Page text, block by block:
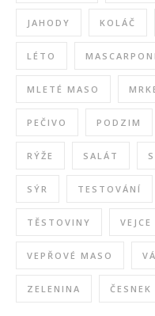
JAHODY KOLÁČ
LÉTO
MLETÉ MASO
PEČIVO PODZIM
RÝŽE SALÁT
SÝR TESTOVÁNÍ
TĚSTOVINY VEJCE
VEPŘOVÉ MASO
ZELENINA ČESNEK